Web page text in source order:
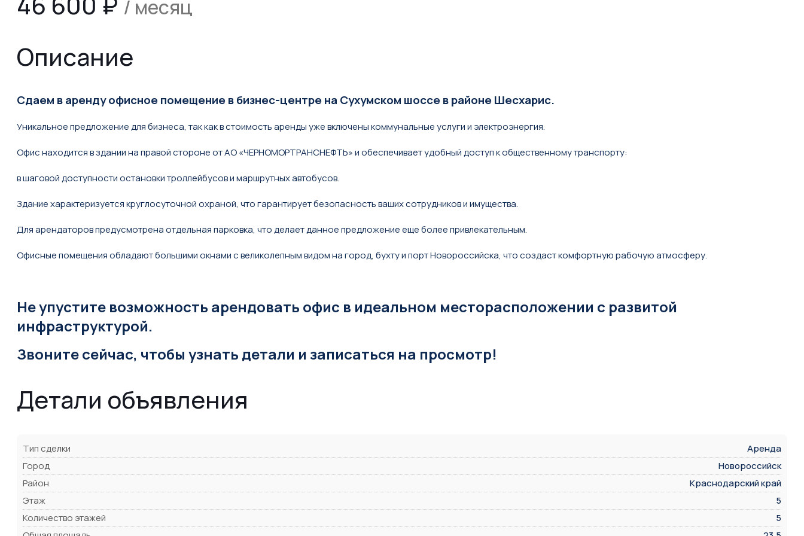
/ месяц
Описание
Сдаем в аренду офисное помещение в бизнес-центре на Сухумском шоссе в районе Шесхарис.
Уникальное предложение для бизнеса, так как в стоимость аренды уже включены коммунальные услуги и электроэнергия.
Офис находится в здании на правой стороне от АО «ЧЕРНОМОРТРАНСНЕФТЬ» и обеспечивает удобный доступ к общественному транспорту:
в шаговой доступности остановки троллейбусов и маршрутных автобусов.
Здание характеризуется круглосуточной охраной, что гарантирует безопасность ваших сотрудников и имущества.
Для арендаторов предусмотрена отдельная парковка, что делает данное предложение еще более привлекательным.
Офисные помещения обладают большими окнами с великолепным видом на город, бухту и порт Новороссийска, что создаст комфортную рабочую атмосферу.
Не упустите возможность арендовать офис в идеальном месторасположении с развитой
инфраструктурой.
Звоните сейчас, чтобы узнать детали и записаться на просмотр!
Детали объявления
Тип сделки
Аренда
Город
Новороссийск
Район
Краснодарский край
Этаж
5
Количество этажей
5